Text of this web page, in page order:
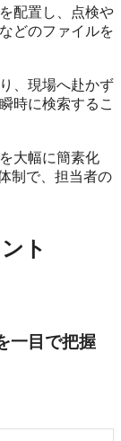
配置し、点検や
どのファイルを
、現場へ赴かず
時に検索するこ
大幅に簡素化
制で、担当者の
ト
一目で把握